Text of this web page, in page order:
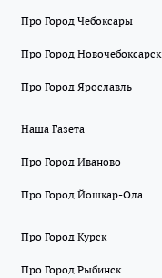
Про Город Чебоксары
Про Город Новочебоксарск
Про Город Ярославль
Наша Газета
Про Город Иваново
Про Город Йошкар-Ола
Про Город Курск
Про Город Рыбинск